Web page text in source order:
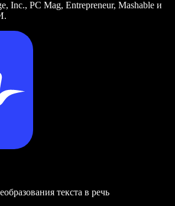
Inc., PC Mag, Entrepreneur, Mashable и
текста в речь